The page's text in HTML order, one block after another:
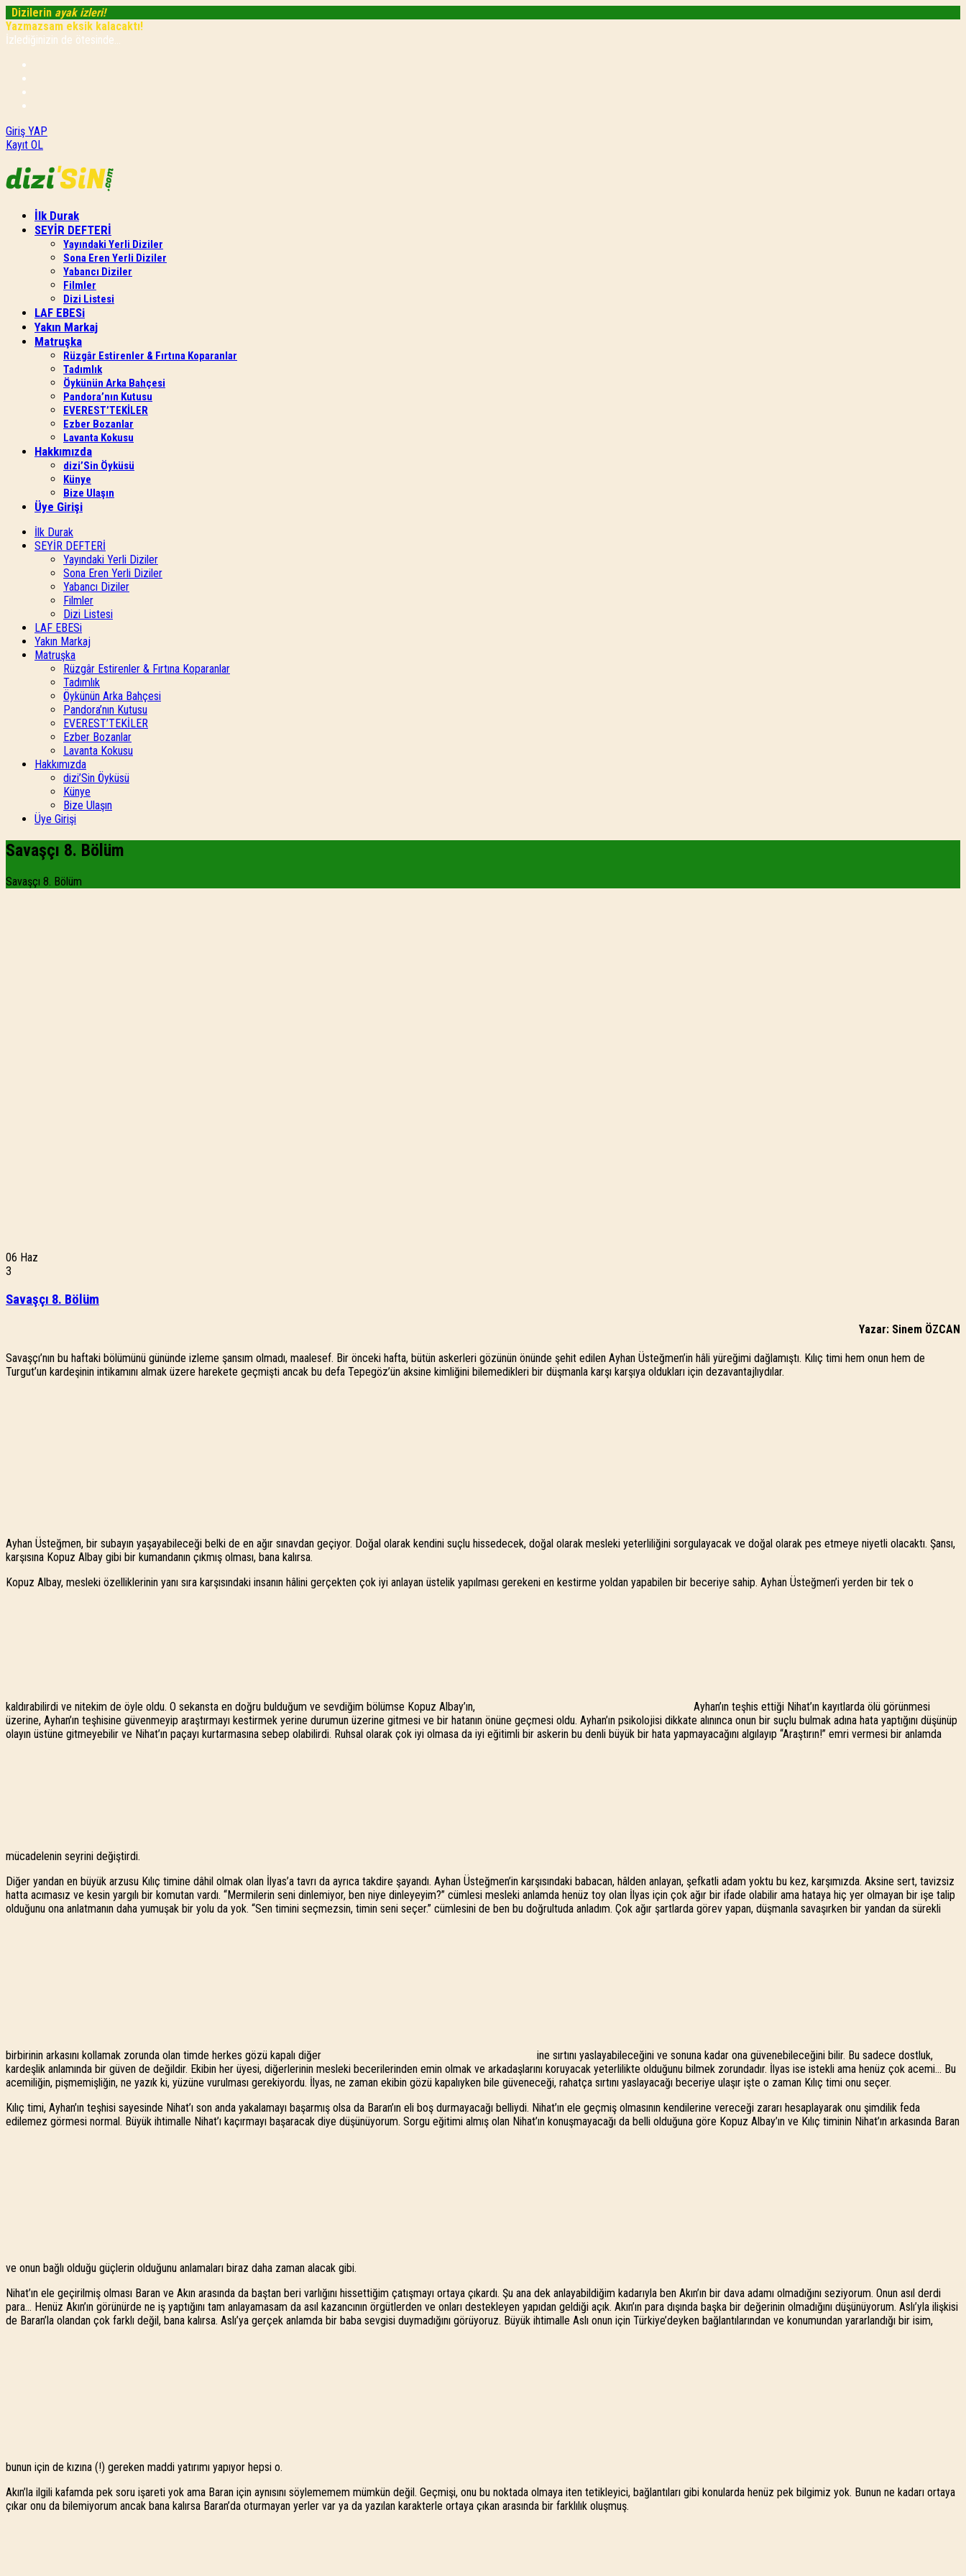
Dizilerin ayak izleri!
Yazmazsam eksik kalacaktı!
İzlediğinizin de ötesinde...
Giriş YAP
Kayıt OL
İlk Durak
SEYİR DEFTERİ
Yayındaki Yerli Diziler
Sona Eren Yerli Diziler
Yabancı Diziler
Filmler
Dizi Listesi
LAF EBESi
Yakın Markaj
Matruşka
Rüzgâr Estirenler & Fırtına Koparanlar
Tadımlık
Öykünün Arka Bahçesi
Pandora’nın Kutusu
EVEREST’TEKİLER
Ezber Bozanlar
Lavanta Kokusu
Hakkımızda
dizi’Sin Öyküsü
Künye
Bize Ulaşın
Üye Girişi
İlk Durak
SEYİR DEFTERİ
Yayındaki Yerli Diziler
Sona Eren Yerli Diziler
Yabancı Diziler
Filmler
Dizi Listesi
LAF EBESi
Yakın Markaj
Matruşka
Rüzgâr Estirenler & Fırtına Koparanlar
Tadımlık
Öykünün Arka Bahçesi
Pandora’nın Kutusu
EVEREST’TEKİLER
Ezber Bozanlar
Lavanta Kokusu
Hakkımızda
dizi’Sin Öyküsü
Künye
Bize Ulaşın
Üye Girişi
Savaşçı 8. Bölüm
Savaşçı 8. Bölüm
06 Haz
3
Savaşçı 8. Bölüm
Yazar: Sinem ÖZCAN
Savaşçı’nın bu haftaki bölümünü gününde izleme şansım olmadı, maalesef. Bir önceki hafta, bütün askerleri gözünün önünde şehit edilen Ayhan Üsteğmen’in hâli yüreğimi dağlamıştı. Kılıç timi hem onun hem de
Turgut’un kardeşinin intikamını almak üzere harekete geçmişti ancak bu defa Tepegöz’ün aksine kimliğini bilemedikleri bir düşmanla karşı karşıya oldukları için dezavantajlıydılar.
Ayhan Üsteğmen, bir subayın yaşayabileceği belki de en ağır sınavdan geçiyor. Doğal olarak kendini suçlu hissedecek, doğal olarak mesleki yeterliliğini sorgulayacak ve doğal olarak pes etmeye niyetli olacaktı. Şansı,
karşısına Kopuz Albay gibi bir kumandanın çıkmış olması, bana kalırsa.
Kopuz Albay, mesleki özelliklerinin yanı sıra karşısındaki insanın hâlini gerçekten çok iyi anlayan üstelik yapılması gerekeni en kestirme yoldan yapabilen bir beceriye sahip. Ayhan Üsteğmen’i yerden bir tek o
kaldırabilirdi ve nitekim de öyle oldu. O sekansta en doğru bulduğum ve sevdiğim bölümse Kopuz Albay’ın,
Ayhan’ın teşhis ettiği Nihat’ın kayıtlarda ölü görünmesi
üzerine, Ayhan’ın teşhisine güvenmeyip araştırmayı kestirmek yerine durumun üzerine gitmesi ve bir hatanın önüne geçmesi oldu. Ayhan’ın psikolojisi dikkate alınınca onun bir suçlu bulmak adına hata yaptığını düşünüp
olayın üstüne gitmeyebilir ve Nihat’ın paçayı kurtarmasına sebep olabilirdi. Ruhsal olarak çok iyi olmasa da iyi eğitimli bir askerin bu denli büyük bir hata yapmayacağını algılayıp “Araştırın!” emri vermesi bir anlamda
mücadelenin seyrini değiştirdi.
Diğer yandan en büyük arzusu Kılıç timine dâhil olmak olan İlyas’a tavrı da ayrıca takdire şayandı. Ayhan Üsteğmen’in karşısındaki babacan, hâlden anlayan, şefkatli adam yoktu bu kez, karşımızda. Aksine sert, tavizsiz
hatta acımasız ve kesin yargılı bir komutan vardı. “Mermilerin seni dinlemiyor, ben niye dinleyeyim?” cümlesi mesleki anlamda henüz toy olan İlyas için çok ağır bir ifade olabilir ama hataya hiç yer olmayan bir işe talip
olduğunu ona anlatmanın daha yumuşak bir yolu da yok. “Sen timini seçmezsin, timin seni seçer.” cümlesini de ben bu doğrultuda anladım. Çok ağır şartlarda görev yapan, düşmanla savaşırken bir yandan da sürekli
birbirinin arkasını kollamak zorunda olan timde herkes gözü kapalı diğer
ine sırtını yaslayabileceğini ve sonuna kadar ona güvenebileceğini bilir. Bu sadece dostluk,
kardeşlik anlamında bir güven de değildir. Ekibin her üyesi, diğerlerinin mesleki becerilerinden emin olmak ve arkadaşlarını koruyacak yeterlilikte olduğunu bilmek zorundadır. İlyas ise istekli ama henüz çok acemi… Bu
acemiliğin, pişmemişliğin, ne yazık ki, yüzüne vurulması gerekiyordu. İlyas, ne zaman ekibin gözü kapalıyken bile güveneceği, rahatça sırtını yaslayacağı beceriye ulaşır işte o zaman Kılıç timi onu seçer.
Kılıç timi, Ayhan’ın teşhisi sayesinde Nihat’ı son anda yakalamayı başarmış olsa da Baran’ın eli boş durmayacağı belliydi. Nihat’ın ele geçmiş olmasının kendilerine vereceği zararı hesaplayarak onu şimdilik feda
edilemez görmesi normal. Büyük ihtimalle Nihat’ı kaçırmayı başaracak diye düşünüyorum. Sorgu eğitimi almış olan Nihat’ın konuşmayacağı da belli olduğuna göre Kopuz Albay’ın ve Kılıç timinin Nihat’ın arkasında Baran
ve onun bağlı olduğu güçlerin olduğunu anlamaları biraz daha zaman alacak gibi.
Nihat’ın ele geçirilmiş olması Baran ve Akın arasında da baştan beri varlığını hissettiğim çatışmayı ortaya çıkardı. Şu ana dek anlayabildiğim kadarıyla ben Akın’ın bir dava adamı olmadığını seziyorum. Onun asıl derdi
para… Henüz Akın’ın görünürde ne iş yaptığını tam anlayamasam da asıl kazancının örgütlerden ve onları destekleyen yapıdan geldiği açık. Akın’ın para dışında başka bir değerinin olmadığını düşünüyorum. Aslı’yla ilişkisi
de Baran’la olandan çok farklı değil, bana kalırsa. Aslı’ya gerçek anlamda bir baba sevgisi duymadığını görüyoruz. Büyük ihtimalle Aslı onun için Türkiye’deyken bağlantılarından ve konumundan yararlandığı bir isim,
bunun için de kızına (!) gereken maddi yatırımı yapıyor hepsi o.
Akın’la ilgili kafamda pek soru işareti yok ama Baran için aynısını söylememem mümkün değil. Geçmişi, onu bu noktada olmaya iten tetikleyici, bağlantıları gibi konularda henüz pek bilgimiz yok. Bunun ne kadarı ortaya
çıkar onu da bilemiyorum ancak bana kalırsa Baran’da oturmayan yerler var ya da yazılan karakterle ortaya çıkan arasında bir farklılık oluşmuş.